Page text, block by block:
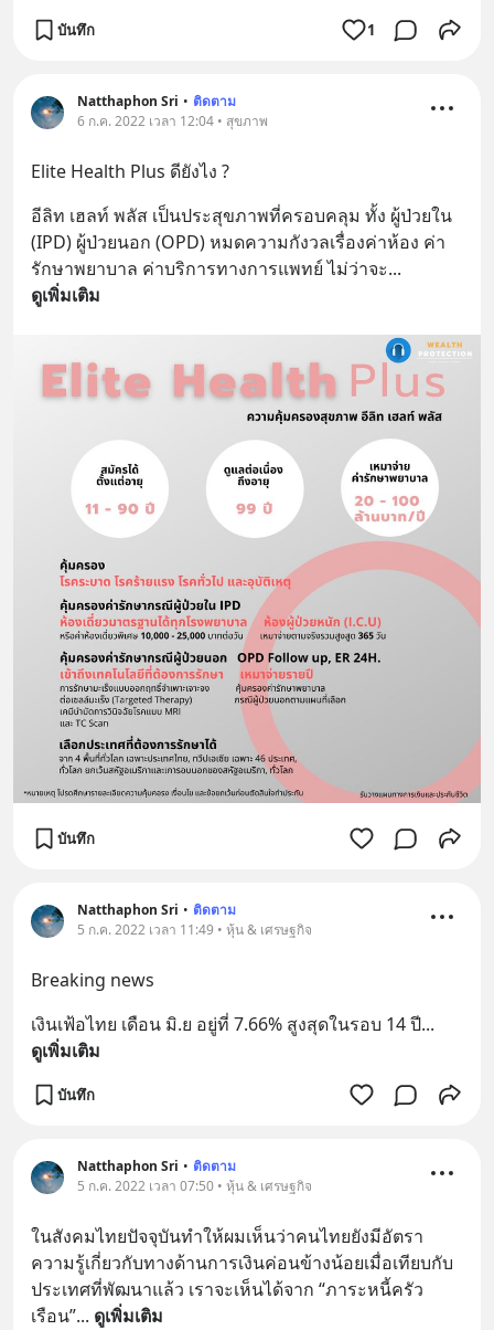
บันทึก 1
Natthaphon Sri • ติดตาม
6 ก.ค. 2022 เวลา 12:04 • สุขภาพ
Elite Health Plus ดียังไง ?
อีลิท เฮลท์ พลัส เป็นประสุขภาพที่ครอบคลุม ทั้ง ผู้ป่วยใน
(IPD) ผู้ป่วยนอก (OPD) หมดความกังวลเรื่องค่าห้อง ค่า
รักษาพยาบาล ค่าบริการทางการแพทย์ ไม่ว่าจะ...
ดูเพิ่มเติม
บันทึก
Natthaphon Sri • ติดตาม
5 ก.ค. 2022 เวลา 11:49 • หุ้น & เศรษฐกิจ
Breaking news
เงินเฟ้อไทย เดือน มิ.ย อยู่ที่ 7.66% สูงสุดในรอบ 14 ปี...
ดูเพิ่มเติม
บันทึก
Natthaphon Sri • ติดตาม
5 ก.ค. 2022 เวลา 07:50 • หุ้น & เศรษฐกิจ
ในสังคมไทยปัจจุบันทำให้ผมเห็นว่าคนไทยยังมีอัตรา
ความรู้เกี่ยวกับทางด้านการเงินค่อนข้างน้อยเมื่อเทียบกับ
ประเทศที่พัฒนาแล้ว เราจะเห็นได้จาก “ภาระหนี้ครัว
เรือน”... ดูเพิ่มเติม